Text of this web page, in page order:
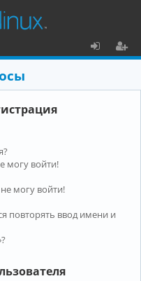
о
и
могу войти!
могу войти!
повторять ввод имени и